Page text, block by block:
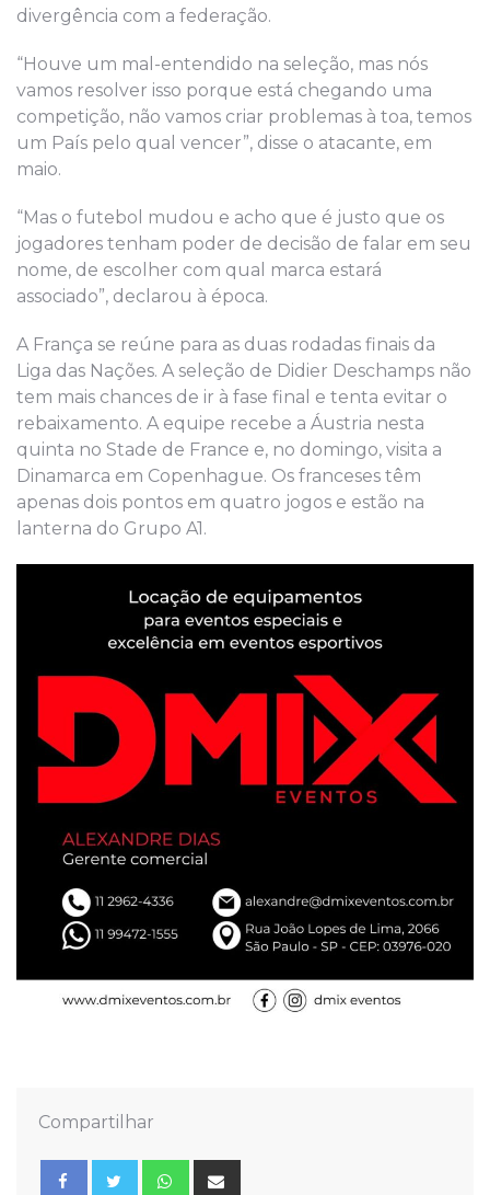
divergência com a federação.
“Houve um mal-entendido na seleção, mas nós
vamos resolver isso porque está chegando uma
competição, não vamos criar problemas à toa, temos
um País pelo qual vencer”, disse o atacante, em
maio.
“Mas o futebol mudou e acho que é justo que os
jogadores tenham poder de decisão de falar em seu
nome, de escolher com qual marca estará
associado”, declarou à época.
A França se reúne para as duas rodadas finais da
Liga das Nações. A seleção de Didier Deschamps não
tem mais chances de ir à fase final e tenta evitar o
rebaixamento. A equipe recebe a Áustria nesta
quinta no Stade de France e, no domingo, visita a
Dinamarca em Copenhague. Os franceses têm
apenas dois pontos em quatro jogos e estão na
lanterna do Grupo A1.
Compartilhar
Whatsapp